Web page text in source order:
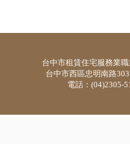
台中市租賃住宅服務業
台中市西區忠明南路
電話：(04)2305-